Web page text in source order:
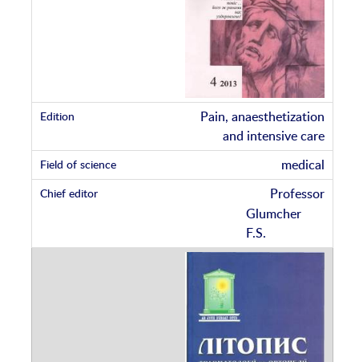
Pain, anaesthetization
and intensive care
medical
Professor
Glumcher
F.S.